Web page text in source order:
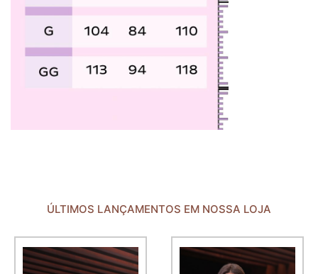
ÚLTIMOS LANÇAMENTOS EM NOSSA LOJA